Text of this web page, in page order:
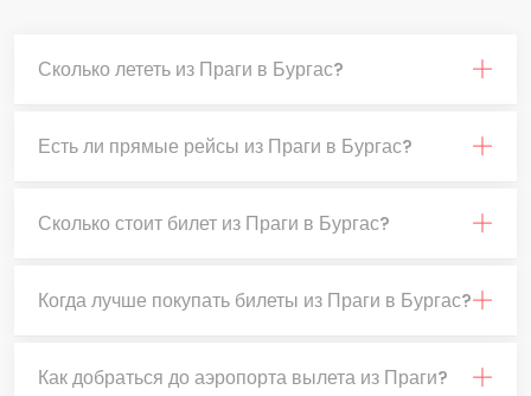
Сколько лететь из Праги в Бургас?
Есть ли прямые рейсы из Праги в Бургас?
Сколько стоит билет из Праги в Бургас?
Когда лучше покупать билеты из Праги в Бургас?
Как добраться до аэропорта вылета из Праги?